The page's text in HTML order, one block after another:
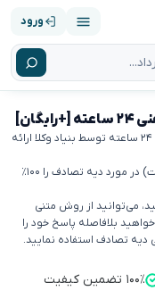
ورود
مشاوره حقوقی دیه تصادف به صورت آنلاین و تلفنی ۲۴ ساعته توسط بنیاد وکلا ارائه
بنیاد وکلا کیفیت کلیه مشاوره‌های تلفنی و آنلاین (چت) در مورد دیه تصادف را ۱۰۰٪
می‌توانید از روش متنی
بلافاصله پاسخ خود را
دیه تصادف استفاده نمایید.
۱۰۰٪ تضمین کیفیت